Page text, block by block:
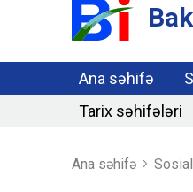
Ana səhifə
Tarix səhifələri
Ana səhifə Sosial